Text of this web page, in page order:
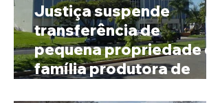
Justiça suspende
transferência de
pequena propriedade de
família produtora de